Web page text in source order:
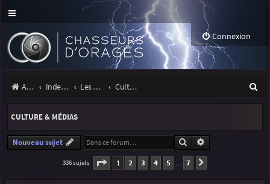
Connexion
Accueil Index du forum Les orages Culture & médias
e
CULTURE & MÉDIAS
Nouveau sujet Rechercher
336 sujets Page 1sur
1 2 3 4 5 … 7